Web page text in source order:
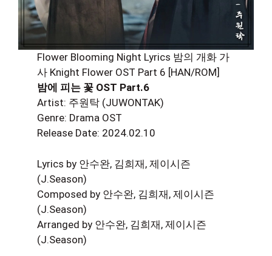
Flower Blooming Night Lyrics 밤의 개화 가
사 Knight Flower OST Part 6 [HAN/ROM]
밤에 피는 꽃 OST Part.6
Artist: 주원탁 (JUWONTAK)
Genre: Drama OST
Release Date: 2024.02.10
Lyrics by 안수완, 김희재, 제이시즌
(J.Season)
Composed by 안수완, 김희재, 제이시즌
(J.Season)
Arranged by 안수완, 김희재, 제이시즌
(J.Season)